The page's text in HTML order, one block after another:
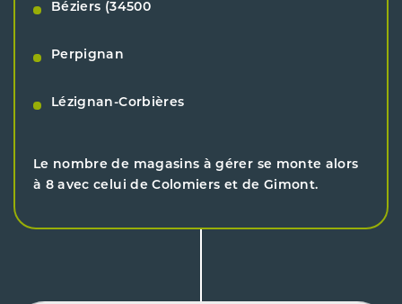
Béziers (34500
Perpignan
Lézignan-Corbières
Le nombre de magasins à gérer se monte alors
à 8 avec celui de Colomiers et de Gimont.